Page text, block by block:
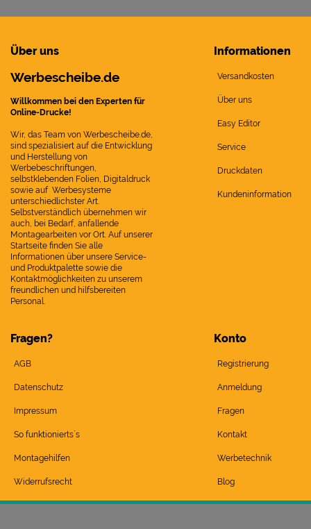
Über uns
Werbescheibe.de
Willkommen bei den Experten für
Online-Drucke!
Wir, das Team von Werbescheibe.de,
sind spezialisiert auf die Entwicklung
und Herstellung von
Werbebeschriftungen,
selbstklebenden Folien, Digitaldruck
sowie auf Werbesysteme
unterschiedlichster Art.
Selbstverständlich übernehmen wir
auch, bei Bedarf, anfallende
Montagearbeiten vor Ort. Auf unserer
Startseite finden Sie alle
Informationen über unsere Service-
und Produktpalette sowie die
Kontaktmöglichkeiten zu unserem
freundlichen und hilfsbereiten
Personal.
Informationen
Versandkosten
Über uns
Easy Editor
Service
Druckdaten
Kundeninformation
Fragen?
AGB
Datenschutz
Impressum
So funktionierts`s
Montagehilfen
Widerrufsrecht
Konto
Registrierung
Anmeldung
Fragen
Kontakt
Werbetechnik
Blog